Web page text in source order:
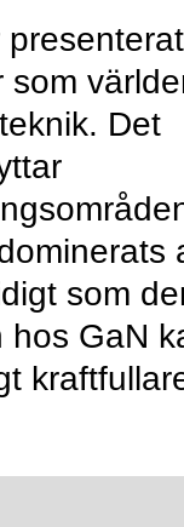
som
Det
som
hos GaN